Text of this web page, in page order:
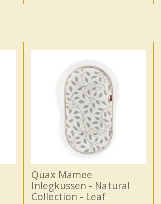
Quax Mamee
Inlegkussen - Natural
Collection - Leaf